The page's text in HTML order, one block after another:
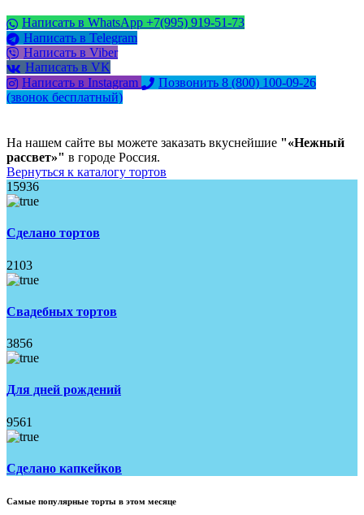
Написать в WhatsApp +7(995) 919-51-73
Написать в Telegram
Написать в Viber
Написать в VK
Написать в Instagram
Позвонить 8 (800) 100-09-26
(звонок бесплатный)
На нашем сайте вы можете заказать вкуснейшие "«Нежный
рассвет»" в городе Россия.
Вернуться к каталогу тортов
15936
Сделано тортов
2103
Свадебных тортов
3856
Для дней рождений
9561
Сделано капкейков
Самые популярные торты в этом месяце